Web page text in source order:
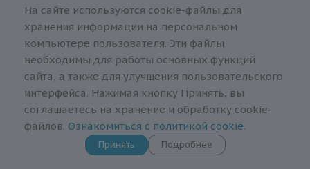
Юридический адрес: 220076, Республика Беларусь, г.
Минск, ул. Мстиславца, д. 18, пом. 376
Интернет-гипермаркет медтехники и товаров для
красоты и здоровья "Скажи здоровью "Да!".
Заказы, оформленные через корзину сайта
принимаются круглосуточно.
Время работы точки самовывоза по адресу г. Минск,
На сайте используются cookie-файлы для
хранения информации на персональном
компьютере пользователя. Эти файлы
необходимы для работы основных функций
сайта, а также для улучшения пользовательского
интерфейса. Нажимая кнопку Принять, вы
соглашаетесь на хранение и обработку cookie-
файлов. Ознакомиться с политикой cookie.
Принять Подробнее